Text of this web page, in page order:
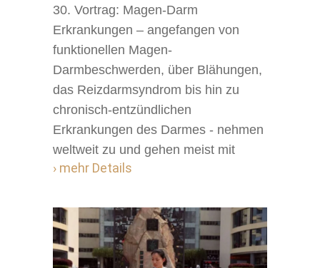
30. Vortrag: Magen-Darm
Erkrankungen – angefangen von
funktionellen Magen-
Darmbeschwerden, über Blähungen,
das Reizdarmsyndrom bis hin zu
chronisch-entzündlichen
Erkrankungen des Darmes - nehmen
weltweit zu und gehen meist mit
› mehr Details